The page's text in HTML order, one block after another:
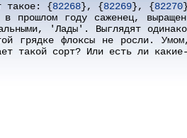
такое: {82268}, {82269}, {82270
прошлом году саженец,
'Лады'. Выглядят
грядке флоксы не росли.
такой сорт? Или есть ли